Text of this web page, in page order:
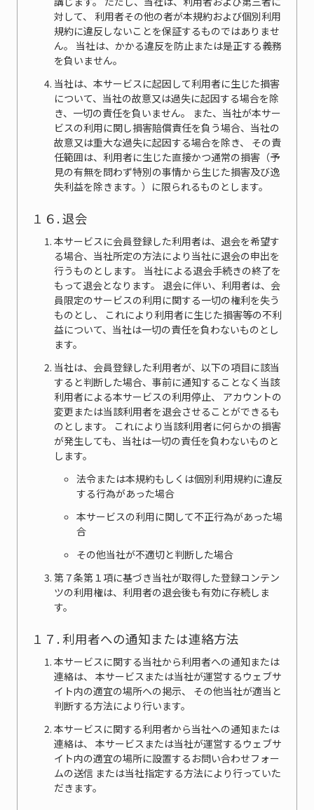
対して、 利用者その他の者が本規約および個別利用
規約に違反しないことを保証するものではありませ
ん。 当社は、かかる違反を防止または是正する義務
を負いません。
当社は、本サービスに起因して利用者に生じた損害
について、当社の故意又は過失に起因する場合を除
き、一切の責任を負いません。 また、当社が本サー
ビスの利用に関し損害賠償責任を負う場合、当社の
故意又は重大な過失に起因する場合を除き、 その責
任範囲は、利用者に生じた直接かつ通常の損害（予
見の有無を問わず特別の事情から生じた損害及び逸
失利益を除きます。）に限られるものとします。
１６. 退会
本サービスに会員登録した利用者は、退会を希望す
る場合、当社所定の方法により当社に退会の申出を
行うものとします。 当社による退会手続きの終了を
もって退会となります。 退会に伴い、利用者は、会
員限定のサービスの利用に関する一切の権利を失う
ものとし、 これにより利用者に生じた損害等の不利
益について、当社は一切の責任を負わないものとし
ます。
当社は、会員登録した利用者が、以下の項目に該当
すると判断した場合、事前に通知することなく当該
利用者による本サービスの利用停止、 アカウントの
変更または当該利用者を退会させることができるも
のとします。 これにより当該利用者に何らかの損害
が発生しても、当社は一切の責任を負わないものと
します。
法令または本規約もしくは個別利用規約に違反
する行為があった場合
本サービスの利用に関して不正行為があった場
合
その他当社が不適切と判断した場合
第７条第１項に基づき当社が取得した登録コンテン
ツの利用権は、利用者の退会後も有効に存続しま
す。
１７. 利用者への通知または連絡方法
本サービスに関する当社から利用者への通知または
連絡は、 本サービスまたは当社が運営するウェブサ
イト内の適宜の場所への掲示、 その他当社が適当と
判断する方法により行います。
本サービスに関する利用者から当社への通知または
連絡は、 本サービスまたは当社が運営するウェブサ
イト内の適宜の場所に設置するお問い合わせフォー
ムの送信 または当社指定する方法により行っていた
だきます。